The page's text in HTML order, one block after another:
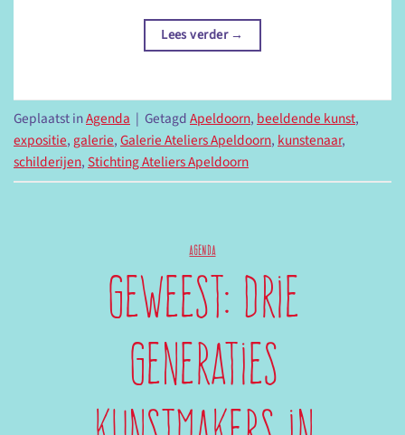
Lees verder→
Geplaatst inAgenda | GetagdApeldoorn, beeldende kunst,
expositie, galerie,Galerie Ateliers Apeldoorn, kunstenaar,
schilderijen,Stichting Ateliers Apeldoorn
AGENDA
Geweest: Drie
generaties